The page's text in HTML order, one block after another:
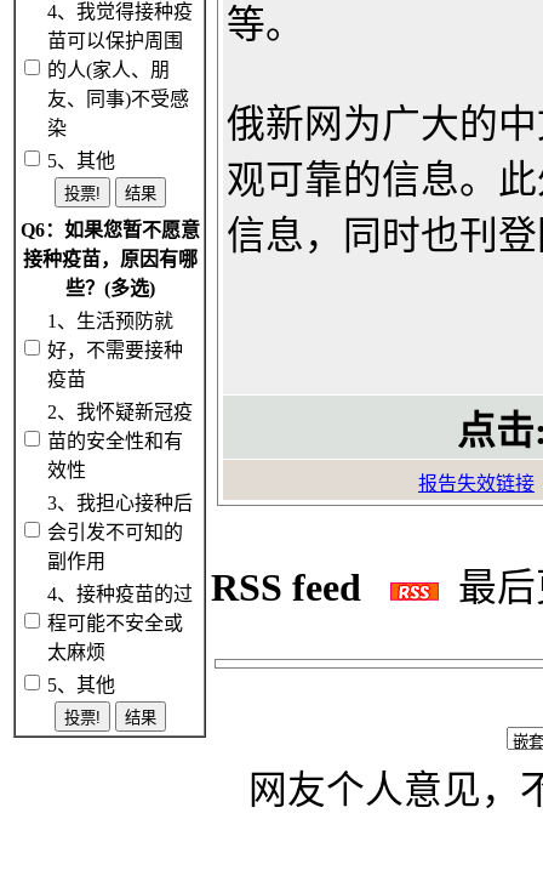
4、我觉得接种疫
苗可以保护周围
的人(家人、朋
友、同事)不受感
染
5、其他
Q6：如果您暂不愿意
接种疫苗，原因有哪
些？(多选)
1、生活预防就
好，不需要接种
疫苗
2、我怀疑新冠疫
苗的安全性和有
效性
3、我担心接种后
会引发不可知的
副作用
4、接种疫苗的过
程可能不安全或
太麻烦
5、其他
等。
俄新网为广大的
观可靠的信息。
信息，同时也刊
点
报告失效链接
RSS feed 最后
网友个人意见，